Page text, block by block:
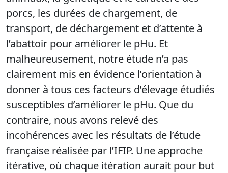
porcs, les durées de chargement, de
transport, de déchargement et d’attente à
l’abattoir pour améliorer le pHu. Et
malheureusement, notre étude n’a pas
clairement mis en évidence l’orientation à
donner à tous ces facteurs d’élevage étudiés
susceptibles d’améliorer le pHu. Que du
contraire, nous avons relevé des
incohérences avec les résultats de l’étude
française réalisée par l’IFIP. Une approche
itérative, où chaque itération aurait pour but